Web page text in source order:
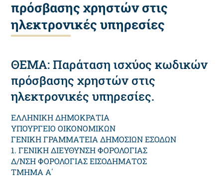
πρόσβασης χρηστών στις
ηλεκτρονικές υπηρεσίες
ΘΕΜΑ: Παράταση ισχύος κωδικών
πρόσβασης χρηστών στις
ηλεκτρονικές υπηρεσίες.
ΕΛΛΗΝΙΚΗ ΔΗΜΟΚΡΑΤΙΑ
ΥΠΟΥΡΓΕΙΟ ΟΙΚΟΝΟΜΙΚΩΝ
ΓΕΝΙΚΗ ΓΡΑΜΜΑΤΕΙΑ ΔΗΜΟΣΙΩΝ ΕΣΟΔΩΝ
1. ΓΕΝΙΚΗ ΔΙΕΥΘΥΝΣΗ ΦΟΡΟΛΟΓΙΑΣ
Δ/ΝΣΗ ΦΟΡΟΛΟΓΙΑΣ ΕΙΣΟΔΗΜΑΤΟΣ
ΤΜΗΜΑ A΄